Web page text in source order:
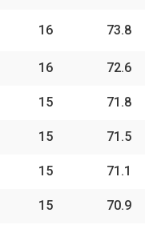
16 73.8
16 72.6
15 71.8
15 71.5
15 71.1
15 70.9